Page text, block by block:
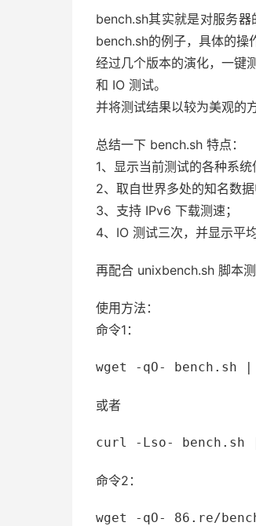
bench.sh其实就是对服务
bench.sh的例子，具体的操
经过几个版本的演化，一键
和 IO 测试。
并将测试结果以较为美观的
总结一下 bench.sh 特点：
1、显示当前测试的各种系统
2、取自世界多处的知名数
3、支持 IPv6 下载测速；
4、IO 测试三次，并显示平均
再配合 unixbench.sh 脚本
使用方法：
命令1：
wget -qO- bench.sh |
或者
curl -Lso- bench.sh
命令2：
wget -qO- 86.re/